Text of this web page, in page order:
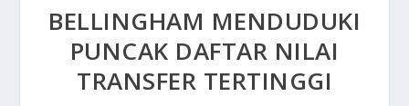
BELLINGHAM MENDUDUKI
PUNCAK DAFTAR NILAI
TRANSFER TERTINGGI